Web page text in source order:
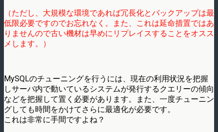
（ただし、大規模な環境であれば冗長化とバックアップは最
低限必要ですのでお忘れなく。また、これは延命措置ではあ
りませんので古い機材は早めにリプレイスすることをオスス
メします。）
MySQLのチューニングを行うには、現在の利用状況を把握
しサーバ内で動いているシステムが発行するクエリーの傾向
などを把握して置く必要があります。また、一度チューニン
グしても時間をかけてさらに最適化が必要です。
これは非常に手間ですよね？